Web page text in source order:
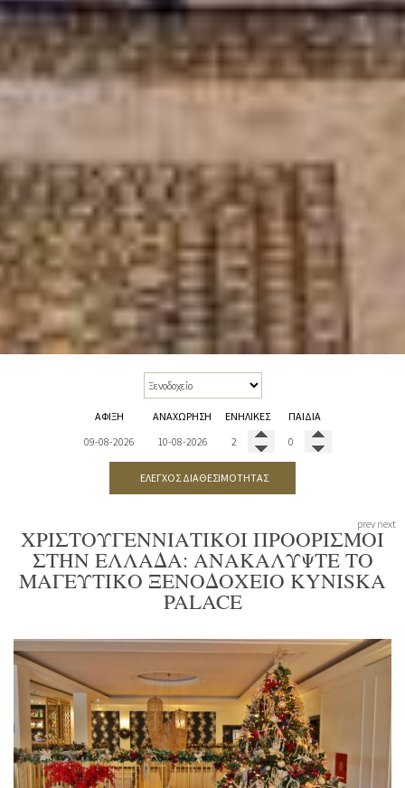
ΆΦΙΞΗ ΑΝΑΧΏΡΗΣΗ ΕΝΉΛΙΚΕΣ ΠΑΙΔΙΆ
ΈΛΕΓΧΟΣ ΔΙΑΘΕΣΙΜΌΤΗΤΑΣ
ΧΡΙΣΤΟΥΓΕΝΝΙΆΤΙΚΟΙ ΠΡΟΟΡΙΣΜΟΊ
ΣΤΗΝ ΕΛΛΆΔΑ: ΑΝΑΚΑΛΎΨΤΕ ΤΟ
ΜΑΓΕΥΤΙΚΌ ΞΕΝΟΔΟΧΕΊΟ KYNISKA
PALACE
prev next